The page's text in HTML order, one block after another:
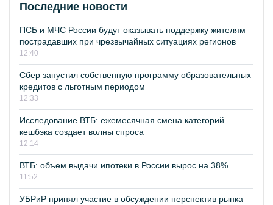
Последние новости
ПСБ и МЧС России будут оказывать поддержку жителям
пострадавших при чрезвычайных ситуациях регионов
12:40
Сбер запустил собственную программу образовательных
кредитов с льготным периодом
12:33
Исследование ВТБ: ежемесячная смена категорий
кешбэка создает волны спроса
12:14
ВТБ: объем выдачи ипотеки в России вырос на 38%
11:52
УБРиР принял участие в обсуждении перспектив рынка